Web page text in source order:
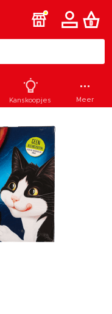
Kanskoopjes Meer